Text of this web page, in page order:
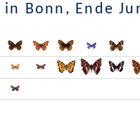
in Bonn, Ende